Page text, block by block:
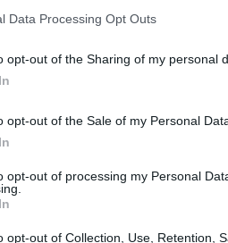
Data Processing Opt Outs
opt-out of the Sharing of my personal
opt-out of the Sale of my Personal
opt-out of processing my Personal
opt-out of Collection, Use, Retention,
.
un crecimiento impresionante.
su precio fluctuar
entre los inversores.
criptomonedas el futuro de la
financiación